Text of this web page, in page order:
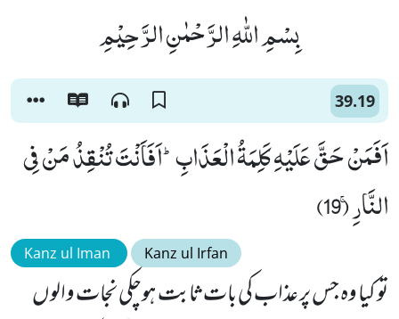
بِسْمِ اللّٰهِ الرَّحْمٰنِ الرَّحِیْمِ
39.19
اَفَمَنْ حَقَّ عَلَیْهِ كَلِمَةُ الْعَذَابِؕ-اَفَاَنْتَ تُنْقِذُ مَنْ فِی
النَّارِۚ (19)
Kanz ul Iman Kanz ul Irfan
تو کیا وہ جس پر عذاب کی بات ثابت ہوچکی نجات والوں